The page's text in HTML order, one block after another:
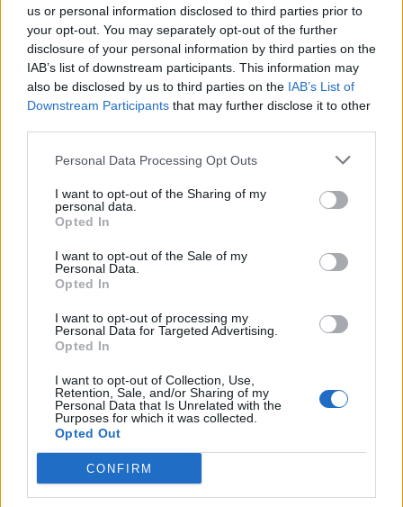
us or personal information disclosed to third parties prior to
your opt-out. You may separately opt-out of the further
disclosure of your personal information by third parties on the
IAB’s list of downstream participants. This information may
also be disclosed by us to third parties on the IAB’s List of
Downstream Participants that may further disclose it to other
Personal Data Processing Opt Outs
I want to opt-out of the Sharing of my
personal data.
Opted In
I want to opt-out of the Sale of my
Personal Data.
Opted In
I want to opt-out of processing my
Personal Data for Targeted Advertising.
Opted In
I want to opt-out of Collection, Use,
Retention, Sale, and/or Sharing of my
Personal Data that Is Unrelated with the
Purposes for which it was collected.
Opted Out
CONFIRM
country manager del giornale, Robero
Buonanno, in contatto con la compagna
Martina,ha dedicato a Bruno un articolo sul
giornale: «La notizia ci è giunta all'improvviso
ieri sera– le parole commosse del country
manager –Il collega e amico e' stato travolto e
ucciso da un infame terrorista. Era lì in ferie
con la compagna e i due figli. Bruno era un
punto di riferimento per tutti quelli che lo
hanno conosciuto. Per noi di
portante. Aveva una fame insaziabile di
conoscenza ed era un vero smanettone, uno di
noi, anche se poi aveva deciso di dedicarsi a
tempo